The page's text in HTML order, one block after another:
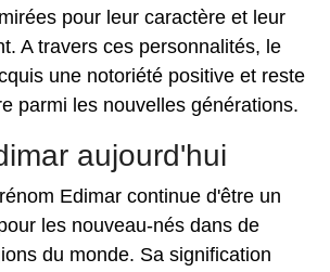
pour leur caractère et leur
A travers ces personnalités, le
une notoriété positive et reste
parmi les nouvelles générations.
aujourd'hui
Edimar continue d'être un
les nouveau-nés dans de
du monde. Sa signification